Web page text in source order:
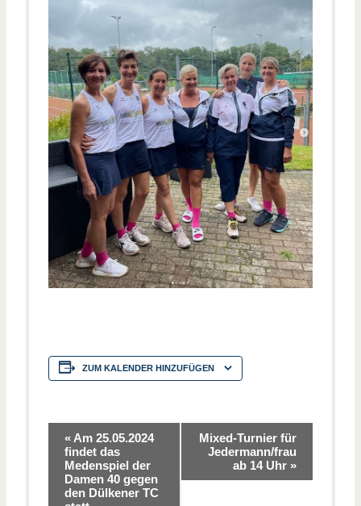
ZUM KALENDER HINZUFÜGEN
V
e
« Am 25.05.2024
findet das
Medenspiel der
Damen 40 gegen
den Dülkener TC
Mixed-Turnier für
Jedermann/frau
ab 14 Uhr »